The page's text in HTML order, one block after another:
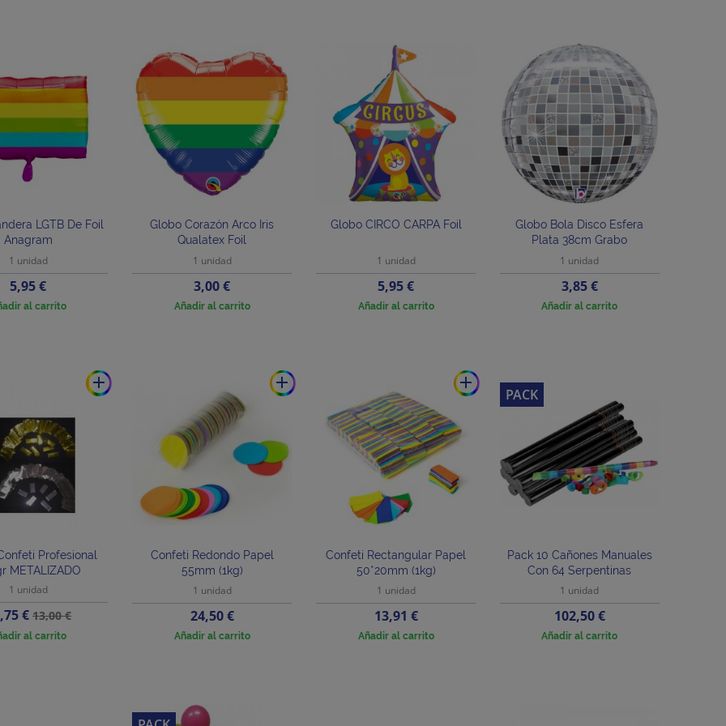
LGTB De Foil
Anagram
1 unidad
Precio
5,95 €
al carrito
Globo Corazón Arco Iris
Qualatex Foil
1 unidad
Precio
3,00 €
Añadir al carrito
Globo CIRCO CARPA Foil
1 unidad
Precio
5,95 €
Añadir al carrito
Globo Bola Disco Esfera
Plata 38cm Grabo
1 unidad
Precio
3,85 €
Añadir al carrito
add
Profesional
METALIZADO
1 unidad
€Precio
base
13,00 €
al carrito
add
Confeti Redondo Papel
55mm (1kg)
1 unidad
Precio
24,50 €
Añadir al carrito
add
Confeti Rectangular Papel
50*20mm (1kg)
1 unidad
Precio
13,91 €
Añadir al carrito
Pack 10 Cañones Manuales
Con 64 Serpentinas
1 unidad
Precio
102,50 €
Añadir al carrito
PACK